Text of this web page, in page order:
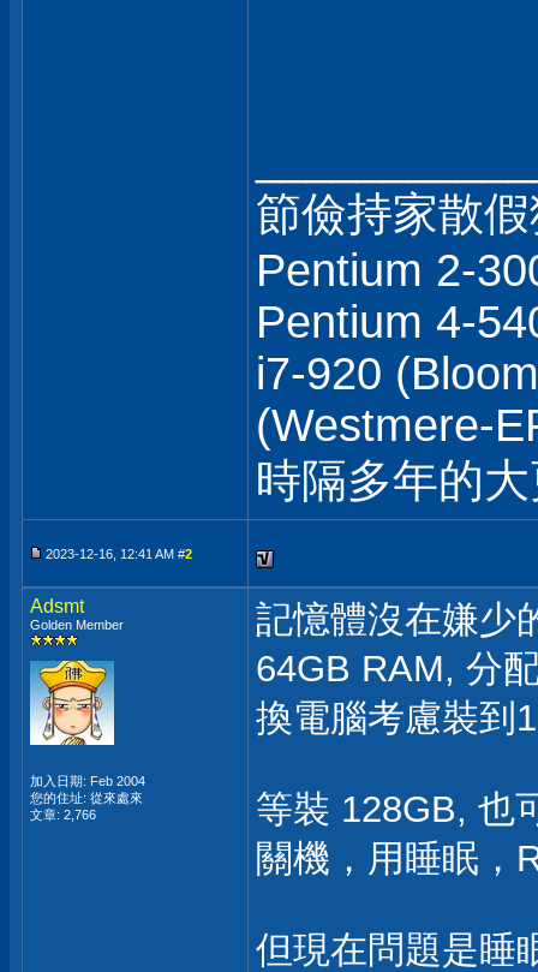
節儉持家散
Pentium 2-
Pentium 4-
i7-920
(Westmere-
時隔多年的
2023-12-16, 12:41 AM #2
Adsmt
Golden Member
加入日期: Feb 2004
您的住址: 從來處來
文章: 2,766
記憶體沒在嫌少
64GB RAM, 分
換電腦考慮裝到
等裝 128GB, 也
關機，用睡眠，
但現在問題是睡